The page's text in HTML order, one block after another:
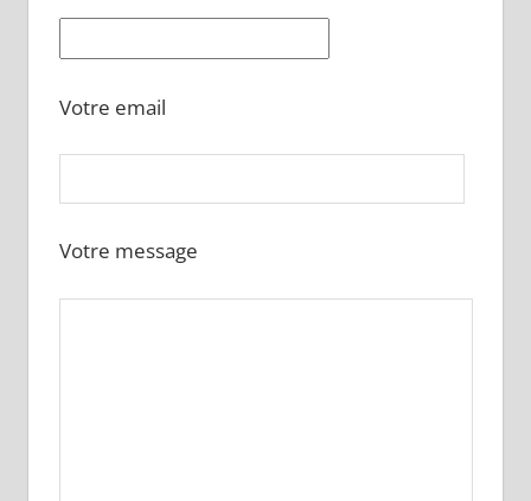
Votre email
Votre message